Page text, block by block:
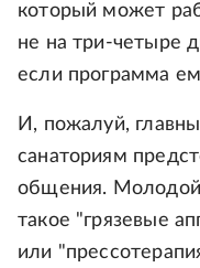
который может
не на три-четыре
если программа
И, пожалуй,
санаториям
общения. Молодой
такое "грязевые
или